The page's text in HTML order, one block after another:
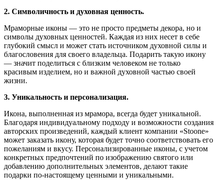
2. Символичность и духовная ценность.
Мраморные иконы — это не просто предметы декора, но и
символы духовных ценностей. Каждая из них несет в себе
глубокий смысл и может стать источником духовной силы и
благословения для своего владельца. Подарить такую икону
— значит поделиться с близким человеком не только
красивым изделием, но и важной духовной частью своей
жизни.
3. Уникальность и персонализация.
Икона, выполненная из мрамора, всегда будет уникальной.
Благодаря индивидуальному подходу и возможности создания
авторских произведений, каждый клиент компании «Stoone»
может заказать икону, которая будет точно соответствовать его
пожеланиям и вкусу. Персонализированные иконы, с учетом
конкретных предпочтений по изображению святого или
добавлению дополнительных элементов, делают такие
подарки по-настоящему ценными и уникальными.